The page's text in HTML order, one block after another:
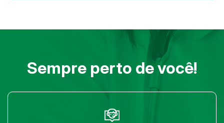
Sempre perto de você!